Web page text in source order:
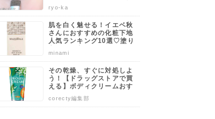
伝授します♡
ryo-ka
肌を白く魅せる！イエベ秋
さんにおすすめの化粧下地
人気ランキング10選♡塗り
説！
minami
その乾燥、すぐに対処しよ
う！【ドラッグストアで買
える】ボディクリームおす
すめ人気ランキング10選♡
塗り方や選び方も解説
corecty編集部